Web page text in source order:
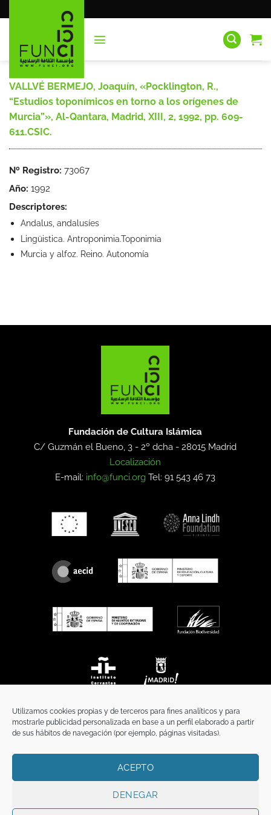
Utilizamos cookies propias y de terceros para fines analíticos y para
mostrarle publicidad personalizada en base a un perfil elaborado a partir
de sus hábitos de navegación (por ejemplo, páginas visitadas).
ACEPTO
DENEGAR
al
VALLVÉ BERMEJO, Joaquín, «Pocklington, R.,
“Estudios toponímicos en torno a los orígenes de
Murcia”», Al-Qantara, Madrid, XIII, 2, 1992, pp. 609-
611.CSIC.
Nº Registro: 73067
Año: 1992
Descriptores:
Andalus, andalusíes
Lingüistica. Antroponimia.Toponimia
Murcia y alfoz. Reino. Autonomía
Fundación de Cultura Islámica
C/ Guzmán el Bueno, 3 - 2º dcha -28015 Madrid
Localización
E-mail: info@funci.org Tel: 91 543 46 73
TÉRMINOS Y CONDICIONES
Copyright 2026 ©FunciFUNCI es titular de los derechos de propiedad